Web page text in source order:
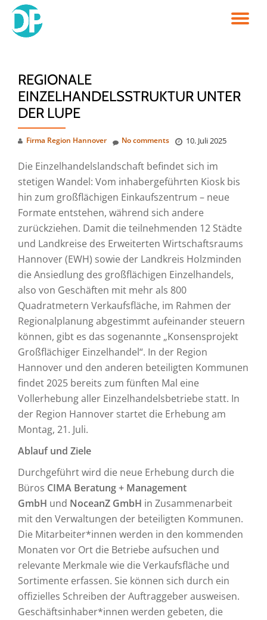
Skip
REGIONALE
EINZELHANDELSSTRUKTUR UNTER
DER LUPE
Firma Region Hannover 10. Juli 2025
No comments
Die Einzelhandelslandschaft befindet sich im
stetigen Wandel: Vom inhabergeführten Kiosk bis
hin zum großflächigen Einkaufszentrum – neue
Formate entstehen, während sich andere
zurückziehen. Damit die teilnehmenden 12 Städte
und Landkreise des Erweiterten Wirtschaftsraums
Hannover (EWH) sowie der Landkreis Holzminden
die Ansiedlung des großflächigen Einzelhandels,
also von Geschäften mit mehr als 800
Quadratmetern Verkaufsfläche, im Rahmen der
Regionalplanung abgestimmt aufeinander steuern
können, gibt es das sogenannte „Konsensprojekt
Großflächiger Einzelhandel“. In der Region
Hannover und den anderen beteiligten Kommunen
findet 2025 bereits zum fünften Mal eine
Vollerhebung aller Einzelhandelsbetriebe statt. In
der Region Hannover startet die Erhebung am
Montag, 21. Juli.
Ablauf und Ziele
Durchgeführt wird die neue Erhebung durch die
Büros CIMA Beratung + Management
GmbH und NoceanZ GmbH in Zusammenarbeit
mit den Verwaltungen der beteiligten Kommunen.
Die Mitarbeiter*innen werden in den kommenden
Monaten vor Ort die Betriebe aufsuchen und
relevante Merkmale wie die Verkaufsfläche und
Sortimente erfassen. Sie können sich durch ein
offizielles Schreiben der Auftraggeber ausweisen.
Geschäftsinhaber*innen werden gebeten, die